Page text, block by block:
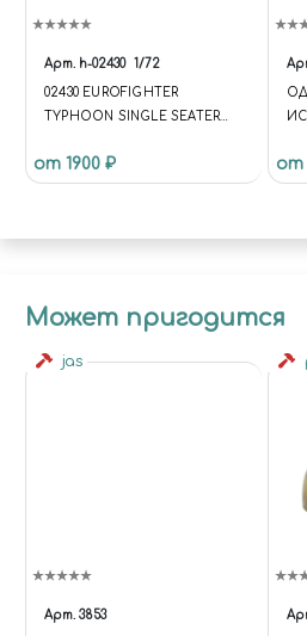
Арт. h-02430 1/72
02430 EUROFIGHTER
TYPHOON SINGLE SEATER
2022` (LIMITED EDITION) 1/72
(УЦЕНКА) КУПИТЬ В МОСКВЕ
от 1900 ₽ от
Может пригодится
jas
Арт. 3853